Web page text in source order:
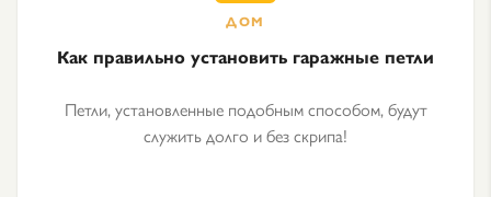
Как правильно установить гаражные петли
Петли, установленные подобным способом, будут
служить долго и без скрипа!